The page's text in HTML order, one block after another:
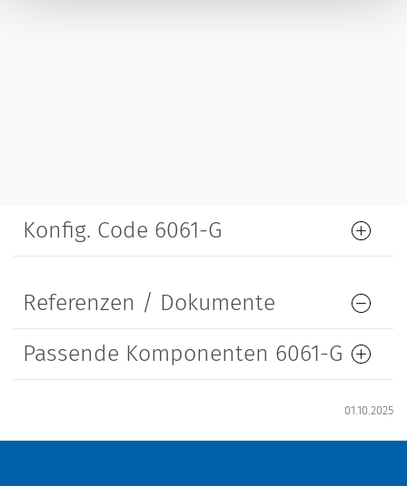
Konfig. Code 6061-G
Referenzen / Dokumente
Passende Komponenten 6061-G
01.10.2025